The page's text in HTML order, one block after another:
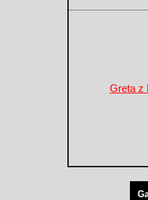
Greta z